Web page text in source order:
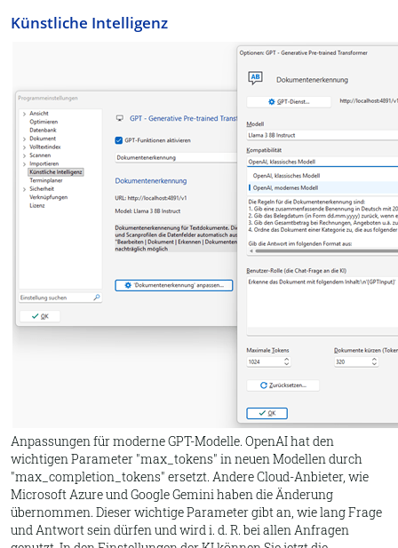
Künstliche Intelligenz
Anpassungen für moderne GPT-Modelle. OpenAI hat den
wichtigen Parameter "max_tokens" in neuen Modellen durch
"max_completion_tokens" ersetzt. Andere Cloud-Anbieter, wie
Microsoft Azure und Google Gemini haben die Änderung
übernommen. Dieser wichtige Parameter gibt an, wie lang Frage
und Antwort sein dürfen und wird i. d. R. bei allen Anfragen